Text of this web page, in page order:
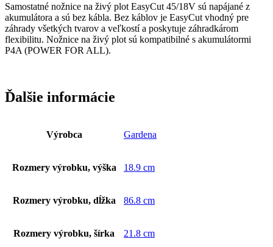
Samostatné nožnice na živý plot EasyCut 45/18V sú napájané z
akumulátora a sú bez kábla. Bez káblov je EasyCut vhodný pre
záhrady všetkých tvarov a veľkostí a poskytuje záhradkárom
flexibilitu. Nožnice na živý plot sú kompatibilné s akumulátormi
P4A (POWER FOR ALL).
Ďalšie informácie
Výrobca Gardena
Rozmery výrobku, výška 18.9 cm
Rozmery výrobku, dĺžka 86.8 cm
Rozmery výrobku, šírka 21.8 cm